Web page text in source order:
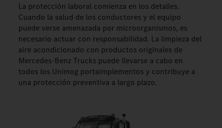
La protección laboral comienza en los detalles.
Cuando la salud de los conductores y el equipo
puede verse amenazada por microorganismos, es
necesario actuar con responsabilidad. La limpieza del
aire acondicionado con productos originales de
Mercedes-Benz Trucks puede llevarse a cabo en
todos los Unimog portaimplementos y contribuye a
una protección preventiva a largo plazo.